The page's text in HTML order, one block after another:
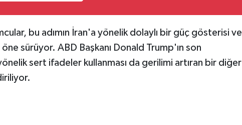
bu adımın İran'a yönelik dolaylı bir güç gösterisi ve
öne sürüyor. ABD Başkanı Donald Trump'ın son
sert ifadeler kullanması da gerilimi artıran bir diğer